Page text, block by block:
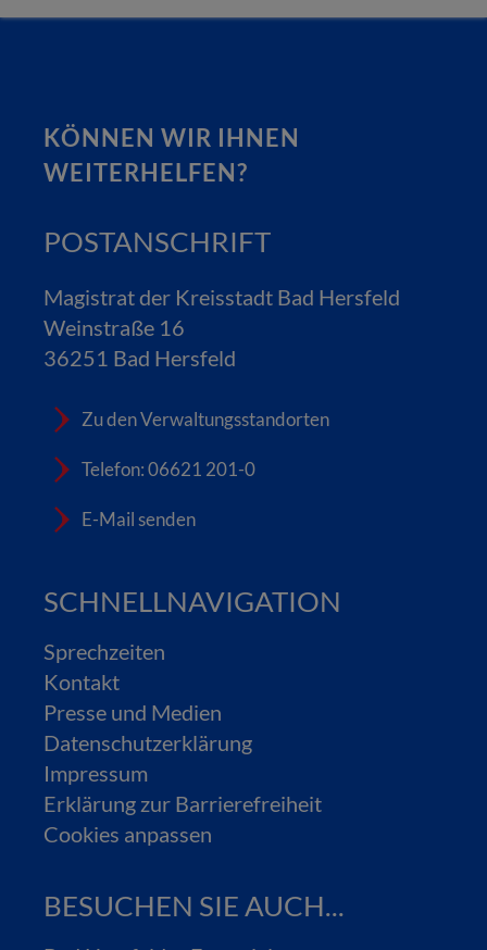
KÖNNEN WIR IHNEN
WEITERHELFEN?
POSTANSCHRIFT
Magistrat der Kreisstadt Bad Hersfeld
Weinstraße 16
36251 Bad Hersfeld
Zu den Verwaltungsstandorten
Telefon: 06621 201-0
E-Mail senden
SCHNELLNAVIGATION
Sprechzeiten
Kontakt
Presse und Medien
Datenschutzerklärung
Impressum
Erklärung zur Barrierefreiheit
Cookies anpassen
BESUCHEN SIE AUCH...